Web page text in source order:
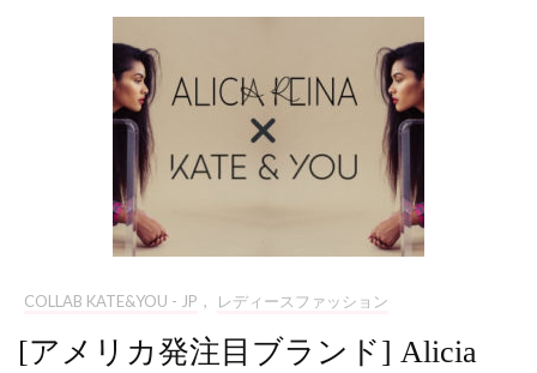
COLLAB KATE&YOU - JP , レディースファッション
[アメリカ発注目ブランド] Alicia